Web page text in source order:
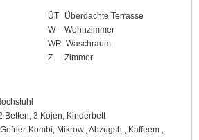
ÜT
Überdachte Terrasse
W
Wohnzimmer
WR Waschraum
Z
Zimmer
Betten, 3 Kojen, Kinderbett
Kombi, Mikrow., Abzugsh., Kaffeem.,